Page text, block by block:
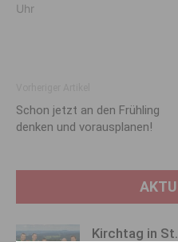
Uhr
Schon jetzt an den Frühling
denken und vorausplanen!
Kirchtag in